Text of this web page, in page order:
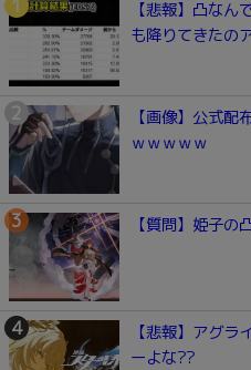
【悲報】凸な
も降りてきたの
【画像】公式
ｗｗｗｗｗ
【質問】姫子の
【悲報】アグ
ーよな??